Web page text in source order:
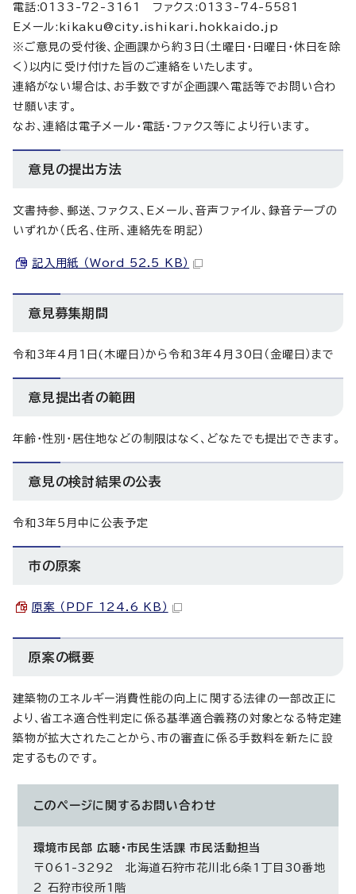
電話:0133-72-3161 ファクス:0133-74-5581
Eメール:kikaku@city.ishikari.hokkaido.jp
※ご意見の受付後、企画課から約3日（土曜日・日曜日・休日を除
く）以内に受け付けた旨のご連絡をいたします。
連絡がない場合は、お手数ですが企画課へ電話等でお問い合わ
せ願います。
なお、連絡は電子メール・電話・ファクス等により行います。
意見の提出方法
文書持参、郵送、ファクス、Eメール、音声ファイル、録音テープの
いずれか（氏名、住所、連絡先を明記）
記入用紙 （Word 52.5 KB）
意見募集期間
令和3年4月1日(木曜日）から令和3年4月30日（金曜日）まで
意見提出者の範囲
年齢・性別・居住地などの制限はなく、どなたでも提出できます。
意見の検討結果の公表
令和3年5月中に公表予定
市の原案
原案 （PDF 124.6 KB）
原案の概要
建築物のエネルギー消費性能の向上に関する法律の一部改正に
より、省エネ適合性判定に係る基準適合義務の対象となる特定建
築物が拡大されたことから、市の審査に係る手数料を新たに設
定するものです。
このページに関する お問い合わせ
環境市民部 広聴・市民生活課 市民活動担当
〒061-3292 北海道石狩市花川北6条1丁目30番地
2 石狩市役所1階